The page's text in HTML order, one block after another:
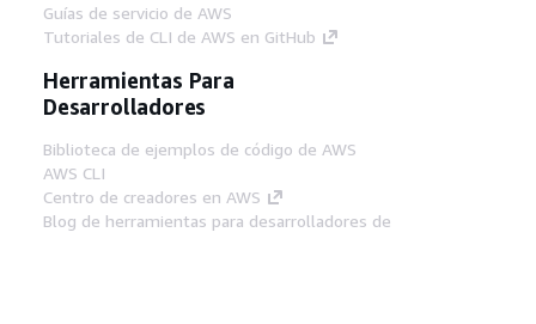
Guías de servicio de AWS
Tutoriales de CLI de AWS en GitHub
Herramientas Para
Desarrolladores
Biblioteca de ejemplos de código de AWS
AWS CLI
Centro de creadores en AWS
Blog de herramientas para desarrolladores de